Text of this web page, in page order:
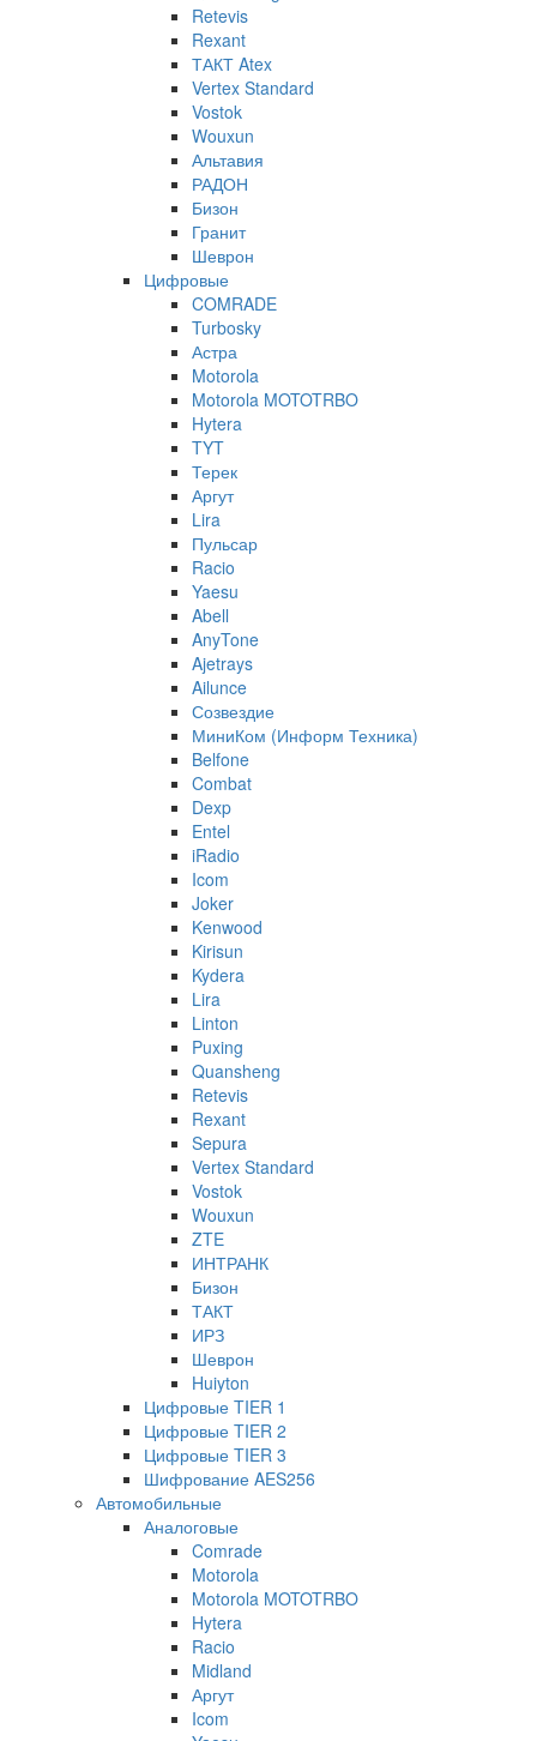
Retevis
Rexant
ТАКТ Atex
Vertex Standard
Vostok
Wouxun
Альтавия
РАДОН
Бизон
Гранит
Шеврон
Цифровые
COMRADE
Turbosky
Астра
Motorola
Motorola MOTOTRBO
Hytera
TYT
Терек
Аргут
Lira
Пульсар
Racio
Yaesu
Abell
AnyTone
Ajetrays
Ailunce
Созвездие
МиниКом (Информ Техника)
Belfone
Combat
Dexp
Entel
iRadio
Icom
Joker
Kenwood
Kirisun
Kydera
Lira
Linton
Puxing
Quansheng
Retevis
Rexant
Sepura
Vertex Standard
Vostok
Wouxun
ZTE
ИНТРАНК
Бизон
ТАКТ
ИРЗ
Шеврон
Huiyton
Цифровые TIER 1
Цифровые TIER 2
Цифровые TIER 3
Шифрование AES256
Автомобильные
Аналоговые
Comrade
Motorola
Motorola MOTOTRBO
Hytera
Racio
Midland
Аргут
Icom